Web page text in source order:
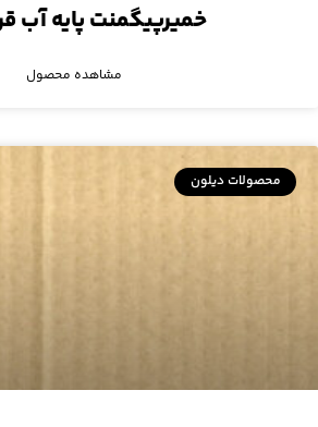
خمیرپیگمنت پایه آب قرمز
مشاهده محصول
محصولات دیلون